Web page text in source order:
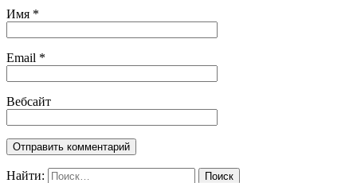
Имя *
Email *
Вебсайт
Найти: